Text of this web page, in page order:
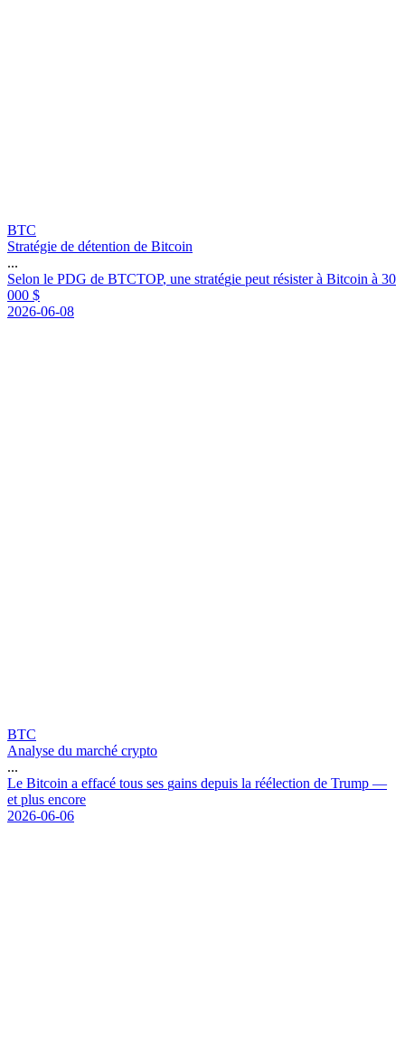
BTC
Stratégie de détention de Bitcoin
...
Selon le PDG de BTCTOP, une stratégie peut résister à Bitcoin à 30
000 $
2026-06-08
BTC
Analyse du marché crypto
...
Le Bitcoin a effacé tous ses gains depuis la réélection de Trump —
et plus encore
2026-06-06